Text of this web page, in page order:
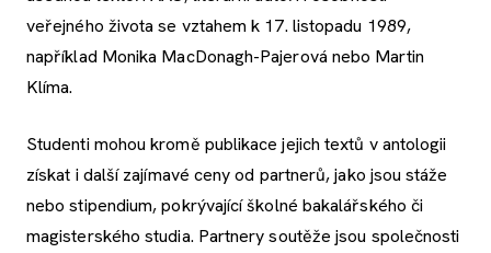
veřejného života se vztahem k 17. listopadu 1989,
například Monika MacDonagh-Pajerová nebo Martin
Klíma.
Studenti mohou kromě publikace jejich textů v antologii
získat i další zajímavé ceny od partnerů, jako jsou stáže
nebo stipendium, pokrývající školné bakalářského či
magisterského studia. Partnery soutěže jsou společnosti